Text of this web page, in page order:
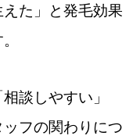
た」と発毛効果
談しやすい」
ッフの関わりにつ